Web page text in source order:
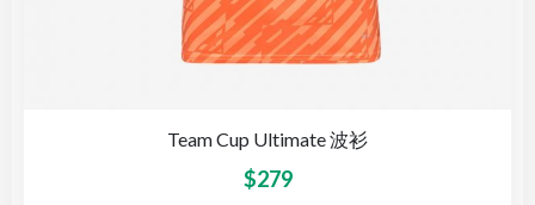
Team Cup Ultimate 波衫
$279